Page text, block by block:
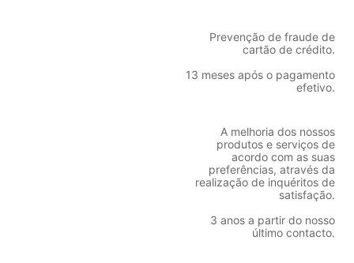
Prevenção de fraude de
cartão de crédito.
13 meses após o pagamento
efetivo.
A melhoria dos nossos
produtos e serviços de
acordo com as suas
preferências, através da
realização de inquéritos de
satisfação.
3 anos a partir do nosso
último contacto.